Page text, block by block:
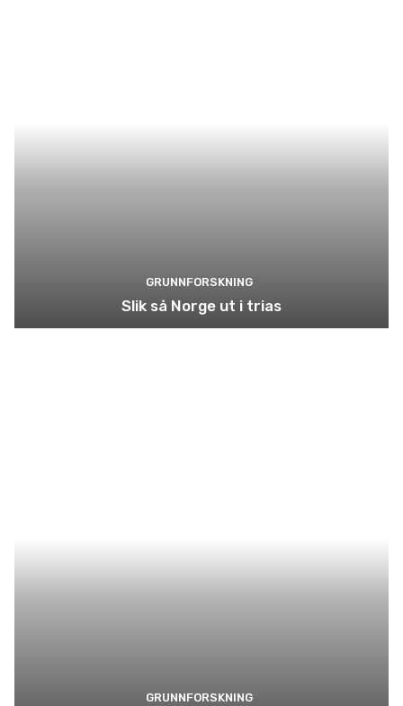
GRUNNFORSKNING
Slik så Norge ut i trias
GRUNNFORSKNING